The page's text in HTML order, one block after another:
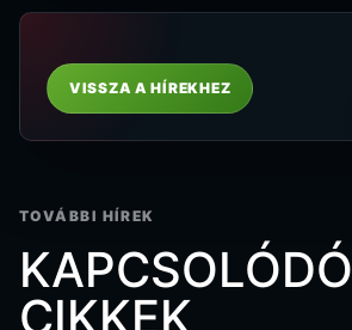
VISSZA A HÍREKHEZ
TOVÁBBI HÍREK
KAPCSOLÓDÓ
CIKKEK